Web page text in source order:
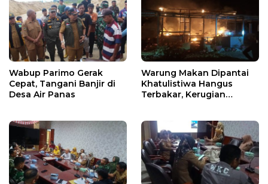
Wabup Parimo Gerak
Cepat, Tangani Banjir di
Desa Air Panas
Warung Makan Dipantai
Khatulistiwa Hangus
Terbakar, Kerugian